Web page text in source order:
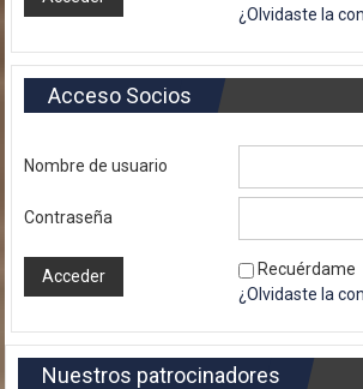
¿Olvidaste la
Acceso Socios
Nombre de usuario
Contraseña
Recuérdame
¿Olvidaste la
Nuestros patrocinadores